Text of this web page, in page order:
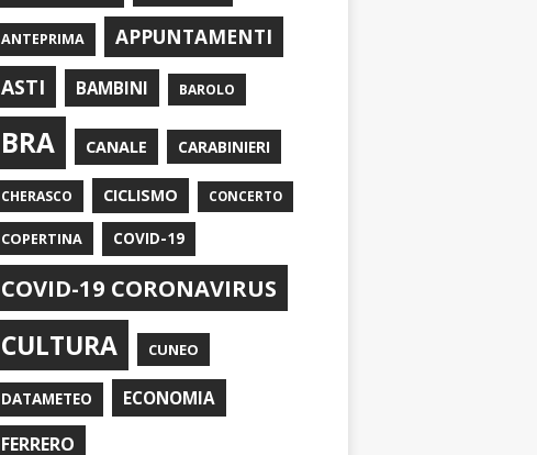
ANTEPRIMA
APPUNTAMENTI
ASTI
BAMBINI BAROLO
BRA CANALE CARABINIERI
CHERASCO CICLISMO CONCERTO
COPERTINA COVID-19
COVID-19 CORONAVIRUS
CULTURA CUNEO
DATAMETEO ECONOMIA
FERRERO